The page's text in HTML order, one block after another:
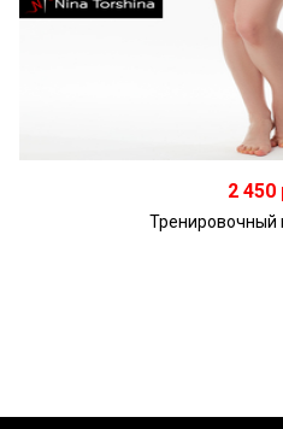
2 450
Тренировочный